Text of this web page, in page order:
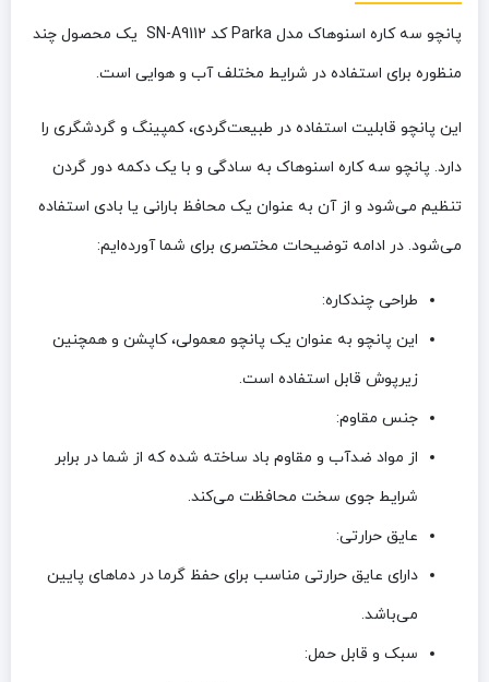
پانچو سه کاره اسنوهاک مدل Parka کد SN-A9112
یک محصول چند
منظوره برای استفاده در شرایط مختلف آب و هوایی است.
این پانچو قابلیت استفاده در طبیعت‌گردی، کمپینگ و گردشگری را
دارد. پانچو سه کاره اسنوهاک به سادگی و با یک دکمه دور گردن
تنظیم می‌شود و از آن به عنوان یک محافظ بارانی یا بادی استفاده
می‌شود. در ادامه توضیحات مختصری برای شما آورده‌ایم:
طراحی چندکاره:
این پانچو به عنوان یک پانچو معمولی، کاپشن و همچنین
زیرپوش قابل استفاده است.
جنس مقاوم:
از مواد ضدآب و مقاوم باد ساخته شده که از شما در برابر
شرایط جوی سخت محافظت می‌کند.
عایق حرارتی:
دارای عایق حرارتی مناسب برای حفظ گرما در دماهای پایین
می‌باشد.
سبک و قابل حمل: